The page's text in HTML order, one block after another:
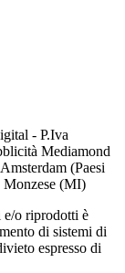
- P.Iva
Mediamond
(Paesi
(MI)
e/o riprodotti è
di sistemi di
espresso di